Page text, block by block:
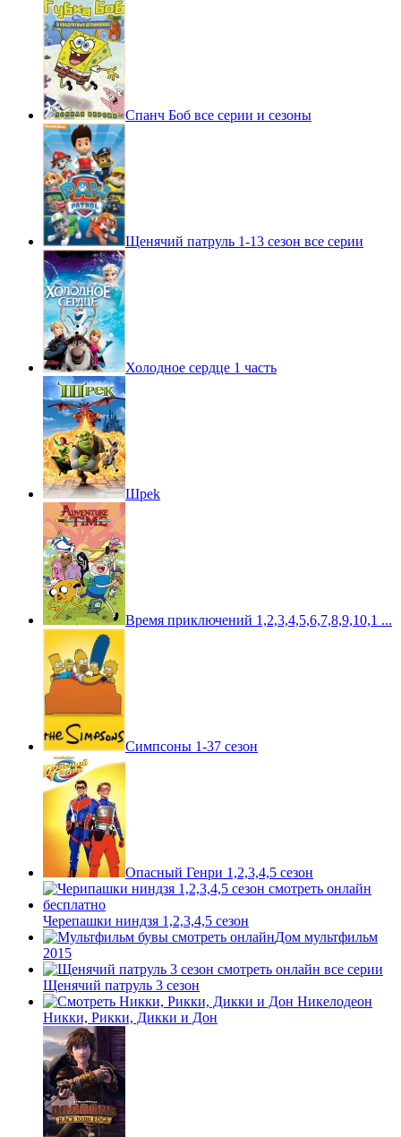
Спанч Боб все серии и сезоны
Щенячий патруль 1-13 сезон все серии
Холодное сердце 1 часть
Шpek
Время приключений 1,2,3,4,5,6,7,8,9,10,1 ...
Симпсоны 1-37 сезон
Опасный Генри 1,2,3,4,5 сезон
Черепашки ниндзя 1,2,3,4,5 сезон
Дом мультфильм
2015
Щенячий патруль 3 сезон
Никки, Рикки, Дикки и Дон